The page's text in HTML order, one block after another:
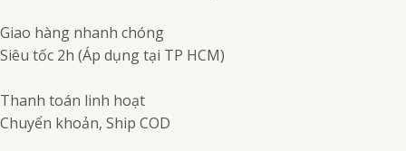
Giao hàng nhanh chóng
Siêu tốc 2h (Áp dụng tại TP HCM)
Thanh toán linh hoạt
Chuyển khoản, Ship COD